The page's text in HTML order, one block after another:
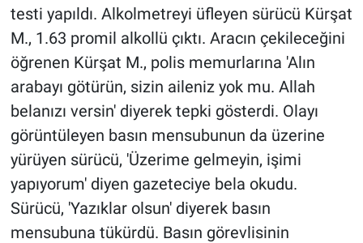
testi yapıldı. Alkolmetreyi üfleyen sürücü Kürşat
M., 1.63 promil alkollü çıktı. Aracın çekileceğini
öğrenen Kürşat M., polis memurlarına 'Alın
arabayı götürün, sizin aileniz yok mu. Allah
belanızı versin' diyerek tepki gösterdi. Olayı
görüntüleyen basın mensubunun da üzerine
yürüyen sürücü, 'Üzerime gelmeyin, işimi
yapıyorum' diyen gazeteciye bela okudu.
Sürücü, 'Yazıklar olsun' diyerek basın
mensubuna tükürdü. Basın görevlisinin